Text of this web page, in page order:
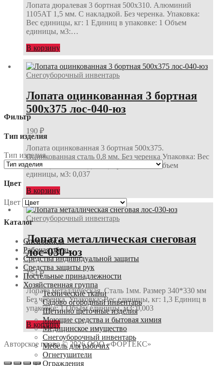
Лопата дюралевая 3 бортная 500х310. Алюминий
1105АТ 1,5 мм. С накладкой. Без черенка. Упаковка:
Вес единицы, кг: 1 Единиц в упаковке: 1 Объем
единицы, м3:…
В корзину
Снегоуборочный инвентарь
Лопата оцинкованная 3 бортная
500х375 лос-040-юз
190 ₽
Лопата оцинкованная 3 бортная 500х375.
Оцинкованная сталь 0,8 мм. Без черенка Упаковка: Вес
единицы, кг: 1,2 Единиц в упаковке: 1 Объем
единицы, м3: 0,037
В корзину
Снегоуборочный инвентарь
Лопата металлическая снеговая
лос-030-юз
154₽
Лопата металлическая. Сталь 1мм. Размер 340*330 мм
Без черенка. Упаковка: Вес единицы, кг: 1,3 Единиц в
упаковке: 1 Объем единицы, м3: 0,003
В корзину
Авторское право © 2026 ООО «ФОРТЕКС»
Фильтр
Тип изделия
Тип изделия
Цвет
Цвет
Каталог
Спецодежда
Рабочая обувь
Средства индивидуальной защиты
Средства защиты рук
Постельные принадлежности
Хозяйственная группа
Технические ткани
Садово огородный инвентарь
Щетинно щеточные изделия
Моющие средства и бытовая химия
Медицинское имущество
Снегоуборочный инвентарь
Мебель для рабочих
Огнетушители
Ограждения